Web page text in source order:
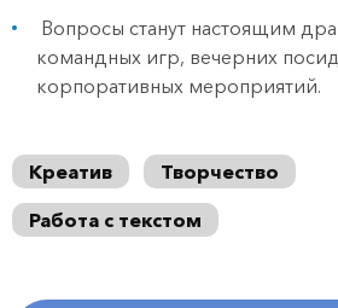
Вопросы станут настоящим
командных игр, вечерних
корпоративных мероприятий.
Креатив
Творчество
Работа с текстом